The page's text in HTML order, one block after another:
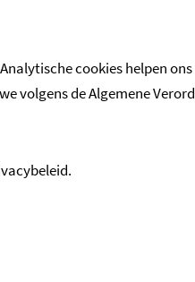
cookies helpen
volgens de Algemene